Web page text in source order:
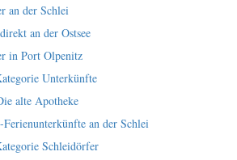
an der Schlei
an der Ostsee
in Port Olpenitz
Unterkünfte
alte Apotheke
Ferienunterkünfte an der Schlei
Schleidörfer